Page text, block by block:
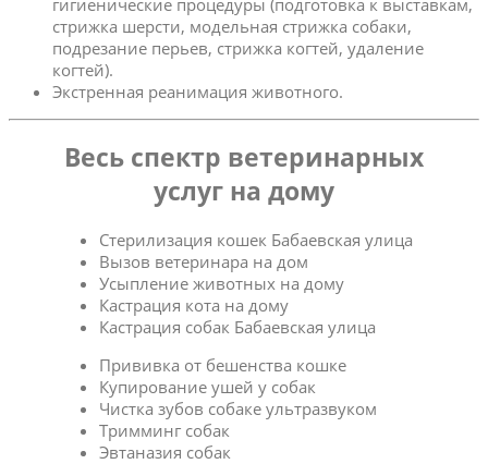
стрижка шерсти, модельная стрижка собаки,
подрезание перьев, стрижка когтей, удаление
когтей).
Экстренная реанимация животного.
Весь спектр ветеринарных
услуг на дому
Стерилизация кошек Бабаевская улица
Вызов ветеринара на дом
Усыпление животных на дому
Кастрация кота на дому
Кастрация собак Бабаевская улица
Прививка от бешенства кошке
Купирование ушей у собак
Чистка зубов собаке ультразвуком
Тримминг собак
Эвтаназия собак